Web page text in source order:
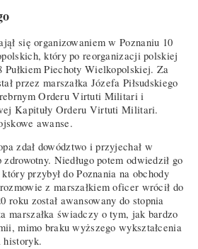
się organizowaniem w Poznaniu 10
który po reorganizacji polskiej
Pułkiem Piechoty Wielkopolskiej. Za
przez marszałka Józefa Piłsudskiego
Orderu Virtuti Militari i
Kapituły Orderu Virtuti Militari.
awanse.
zdał dowództwo i przyjechał w
Niedługo potem odwiedził go
przybył do Poznania na obchody
z marszałkiem oficer wrócił do
roku został awansowany do stopnia
marszałka świadczy o tym, jak bardzo
mimo braku wyższego wykształcenia
historyk.